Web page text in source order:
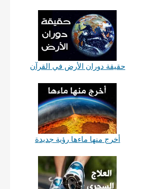
حقيقة دوران الأرض في القرآن
أخرج منها ماءها رؤية جديدة